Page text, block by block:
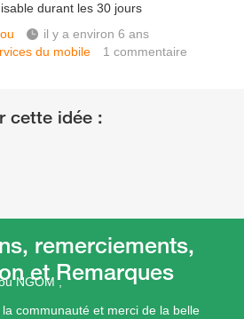
durant les 30 jours
il y a environ 6 ans
du mobile
1commentaire
NGOM ,
communauté et merci de la belle
remerciements,
et Remarques